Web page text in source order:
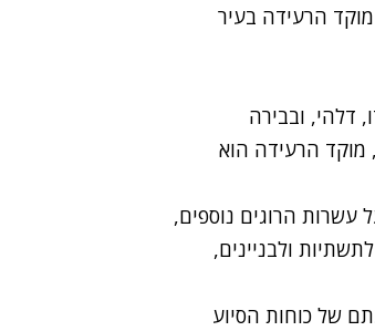
אסיה. מוקד הרעידה בעיר
דלהי, ובבירה
מוקד הרעידה הוא
באפגניסטן דווח על עשרות הרוגים נוספים,
ולבניינים,
של כוחות הסיוע